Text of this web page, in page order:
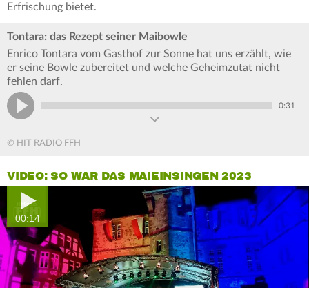
Erfrischung bietet.
Tontara: das Rezept seiner Maibowle
Enrico Tontara vom Gasthof zur Sonne hat uns erzählt, wie
er seine Bowle zubereitet und welche Geheimzutat nicht
fehlen darf.
0:31
© HIT RADIO FFH
VIDEO: SO WAR DAS MAIEINSINGEN 2023
00:14